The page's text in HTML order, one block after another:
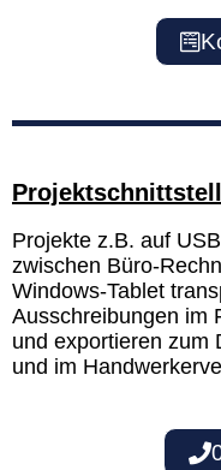
Projekte z.B. auf
zwischen Büro-
Windows-Tablet
Ausschreibungen im
und exportieren zum
und im